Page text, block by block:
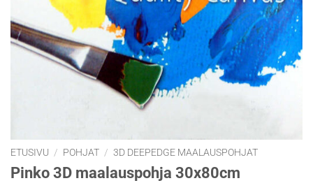
ETUSIVU / POHJAT / 3D DEEPEDGE MAALAUSPOHJAT
Pinko 3D maalauspohja 30x80cm